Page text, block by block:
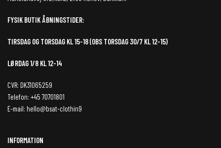
FYSIK BUTIK ÅBNINGSTIDER:
TIRSDAG OG TORSDAG KL 15-18 (OBS TORSDAG 30/7 KL 12-15)
LØRDAG 1/8 KL 12-14
CVR: DK31065259
Telefon: +45 70701801
E-mail: hello@bsat-clothin9
INFORMATION